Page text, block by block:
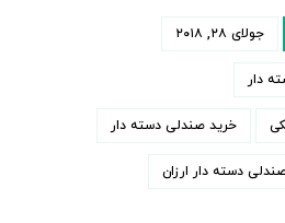
جولای ۲۸, ۲۰۱۸
دار
خرید صندلی دسته دار
دسته دار ارزان